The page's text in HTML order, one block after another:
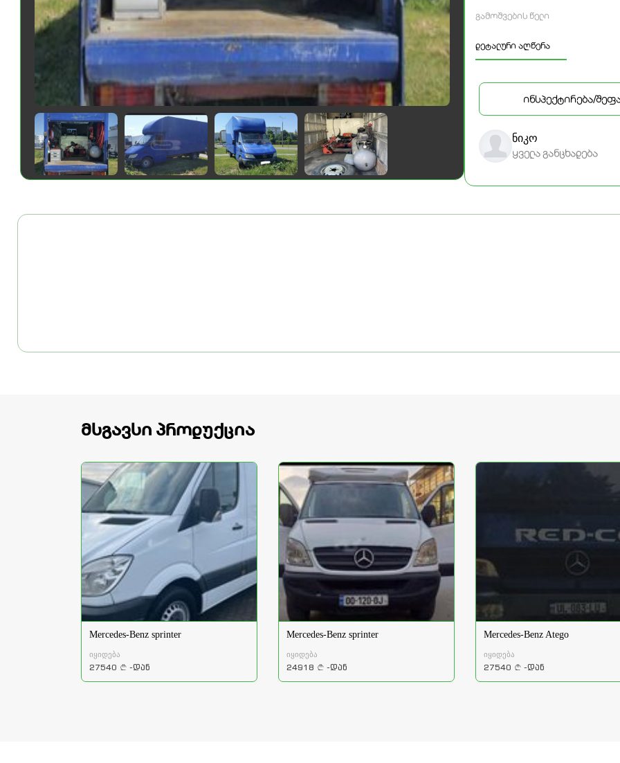
გამოშვების წელი
დეტალური აღწერა
ინსპექტირება/
ნიკო
ყველა განცხადება
მსგავსი პროდუქცია
Mercedes-Benz sprinter
იყიდება
27540 a -დან
Mercedes-Benz sprinter
იყიდება
24918 a -დან
Mercedes-Benz Atego
იყიდება
27540 a -დან